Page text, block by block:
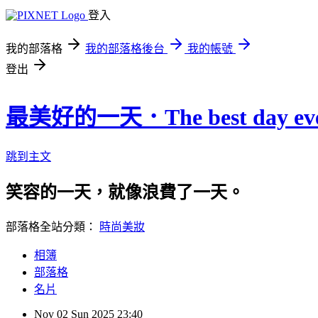
登入
我的部落格 我的部落格後台
我的帳號
登出
最美好的一天．The best day
跳到主文
笑容的一天，就像浪費了一天。
部落格全站分類： 時尚美妝
相簿
部落格
名片
Nov 02 Sun 2025 23:40